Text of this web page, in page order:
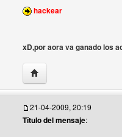
hackear
xD,por aora va ganado los
Visitar sitio web del
21-04-2009, 20:19
Título del mensaje: